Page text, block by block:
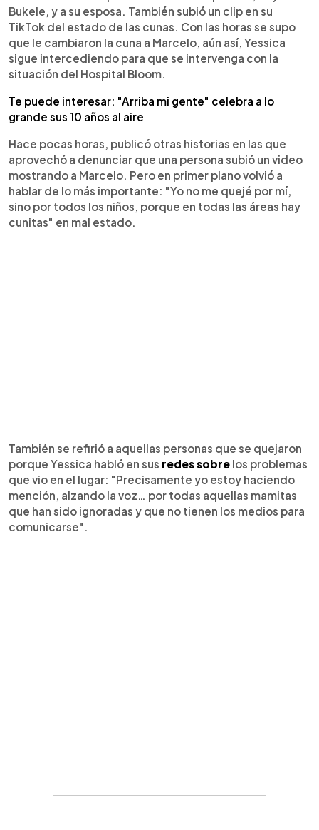
Bukele, y a su esposa. También subió un clip en su
TikTok del estado de las cunas. Con las horas se supo
que le cambiaron la cuna a Marcelo, aún así, Yessica
sigue intercediendo para que se intervenga con la
situación del Hospital Bloom.
Te puede interesar: "Arriba mi gente" celebra a lo
grande sus 10 años al aire
Hace pocas horas, publicó otras historias en las que
aprovechó a denunciar que una persona subió un video
mostrando a Marcelo. Pero en primer plano volvió a
hablar de lo más importante: "Yo no me quejé por mí,
sino por todos los niños, porque en todas las áreas hay
cunitas" en mal estado.
También se refirió a aquellas personas que se quejaron
porque Yessica habló en sus redes sobre los problemas
que vio en el lugar: "Precisamente yo estoy haciendo
mención, alzando la voz… por todas aquellas mamitas
que han sido ignoradas y que no tienen los medios para
comunicarse".